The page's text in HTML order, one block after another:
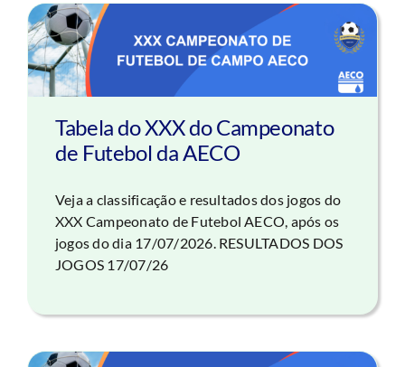
Tabela do XXX do Campeonato
de Futebol da AECO
Veja a classificação e resultados dos jogos do
XXX Campeonato de Futebol AECO, após os
jogos do dia 17/07/2026. RESULTADOS DOS
JOGOS 17/07/26